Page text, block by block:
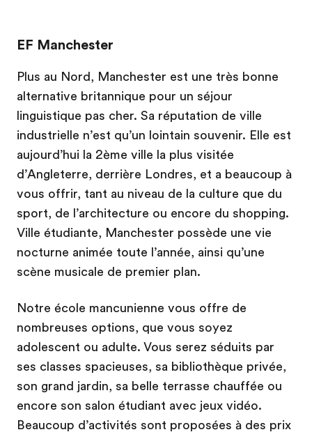
EF Manchester
Plus au Nord, Manchester est une très bonne
alternative britannique pour un séjour
linguistique pas cher. Sa réputation de ville
industrielle n’est qu’un lointain souvenir. Elle est
aujourd’hui la 2ème ville la plus visitée
d’Angleterre, derrière Londres, et a beaucoup à
vous offrir, tant au niveau de la culture que du
sport, de l’architecture ou encore du shopping.
Ville étudiante, Manchester possède une vie
nocturne animée toute l’année, ainsi qu’une
scène musicale de premier plan.
Notre école mancunienne vous offre de
nombreuses options, que vous soyez
adolescent ou adulte. Vous serez séduits par
ses classes spacieuses, sa bibliothèque privée,
son grand jardin, sa belle terrasse chauffée ou
encore son salon étudiant avec jeux vidéo.
Beaucoup d’activités sont proposées à des prix